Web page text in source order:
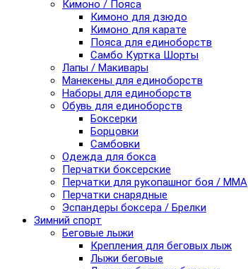
Кимоно / Пояса
Кимоно для дзюдо
Кимоно для карате
Пояса для единоборств
Самбо Куртка Шорты
Лапы / Макивары
Манекены для единоборств
Наборы для единоборств
Обувь для единоборств
Боксерки
Борцовки
Самбовки
Одежда для бокса
Перчатки боксерские
Перчатки для рукопашног боя / ММА
Перчатки снарядные
Эспандеры боксера / Брелки
Зимний спорт
Беговые лыжи
Крепления для беговых лыж
Лыжи беговые